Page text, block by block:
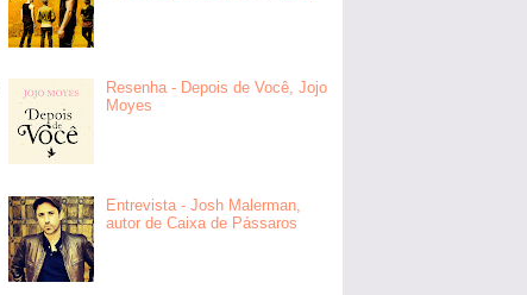
Resenha - Depois de Você, Jojo
Moyes
Entrevista - Josh Malerman,
autor de Caixa de Pássaros